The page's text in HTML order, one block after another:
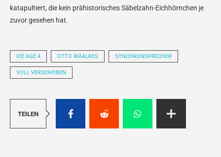
katapultiert, die kein prähistorisches Säbelzahn-Eichhörnchen je
zuvor gesehen hat.
ICE AGE 4 OTTO WAALKES SYNCHRONSPRECHER
VOLL VERSCHOBEN
TEILEN